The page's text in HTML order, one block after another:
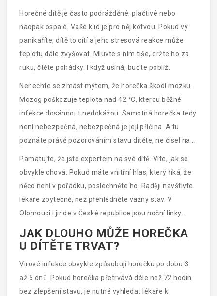
Horečné dítě je často podrážděné, plačtivé nebo
naopak ospalé. Vaše klid je pro něj kotvou. Pokud vy
panikaříte, dítě to cítí a jeho stresová reakce může
teplotu dále zvyšovat. Mluvte s ním tiše, držte ho za
ruku, čtěte pohádky. I když usíná, buďte poblíž.
Nenechte se zmást mýtem, že horečka škodí mozku.
Mozog poškozuje teplota nad 42 °C, kterou běžné
infekce dosáhnout nedokážou. Samotná horečka tedy
není nebezpečná, nebezpečná je její příčina. A tu
poznáte právě pozorováním stavu dítěte, ne čísel na
teploměru.
Pamatujte, že jste expertem na své dítě. Víte, jak se
obvykle chová. Pokud máte vnitřní hlas, který říká, že
něco není v pořádku, poslechněte ho. Raději navštivte
lékaře zbytečně, než přehlédněte vážný stav. V
Olomouci i jinde v České republice jsou noční linky
praktických lékařů dostupné pro konzultace mimo
ordinaci. Neváhejte je využít.
JAK DLOUHO MŮŽE HOREČKA
U DÍTĚTE TRVAT?
Virové infekce obvykle způsobují horečku po dobu 3
až 5 dnů. Pokud horečka přetrvává déle než 72 hodin
bez zlepšení stavu, je nutné vyhledat lékaře k